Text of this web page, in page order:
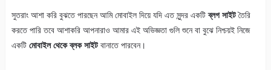
সুতরাং আশা করি বুঝতে পারছেন আমি মোবাইল দিয়ে যদি এত সুন্দর একটিব্লগ সাইটতৈরি
করতে পারি তবে আশাকরি আপনারাও আমার এই অভিজ্ঞতা গুলি শুনে বা বুঝে নিশ্চয়ই নিজে
একটি মোবাইল থেকে ব্লক সাইটবানাতে পারবেন।